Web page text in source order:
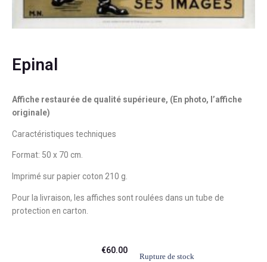
Epinal
Affiche restaurée de qualité supérieure, (En photo, l’affiche
originale)
Caractéristiques techniques
Format: 50 x 70 cm.
Imprimé sur papier coton 210 g.
Pour la livraison, les affiches sont roulées dans un tube de
protection en carton.
€60.00
Rupture de stock